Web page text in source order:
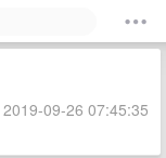
09-26 07:45:35